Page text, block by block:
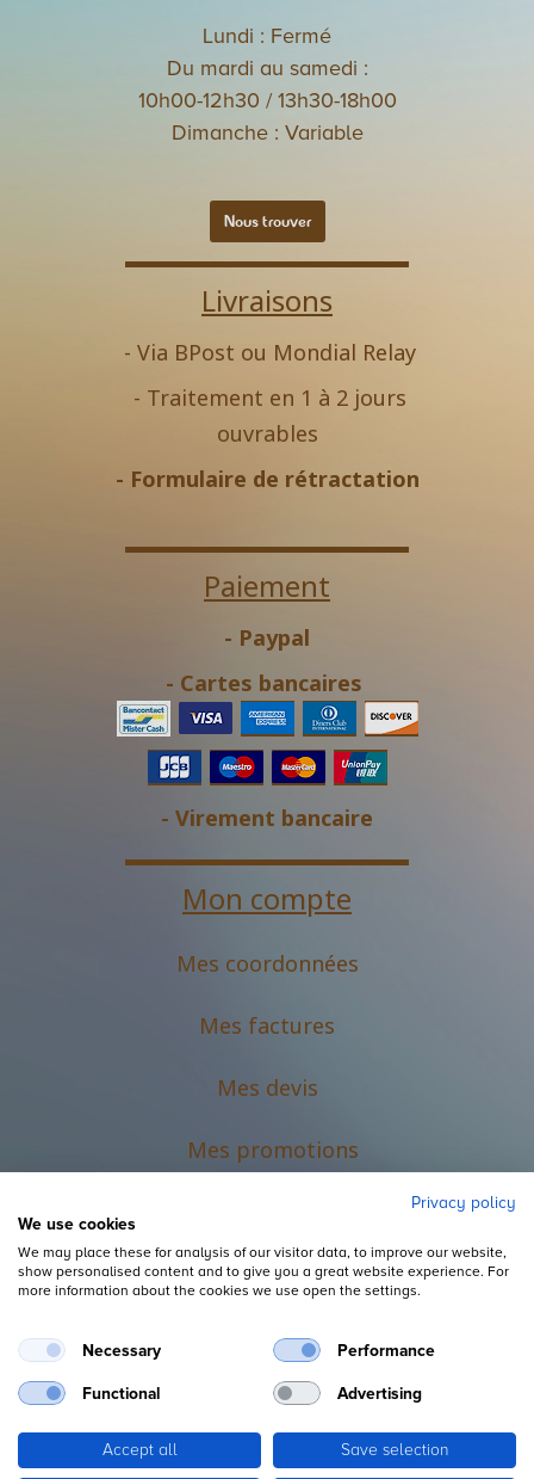
Lundi : Fermé
Du mardi au samedi :
10h00-12h30 / 13h30-18h00
Dimanche : Variable
Nous trouver
Livraisons
- Via BPost ou Mondial Relay
- Traitement en 1 à 2 jours
ouvrables
- Formulaire de rétractation
Paiement
- Paypal
- Cartes bancaires
- Virement bancaire
Mon compte
Mes coordonnées
Mes factures
Mes devis
Mes promotions
Mentions légales
Privacy policy
We use cookies
We may place these for analysis of our visitor data, to improve our website,
show personalised content and to give you a great website experience. For
more information about the cookies we use open the settings.
Necessary Performance
Functional Advertising
Accept all Save selection